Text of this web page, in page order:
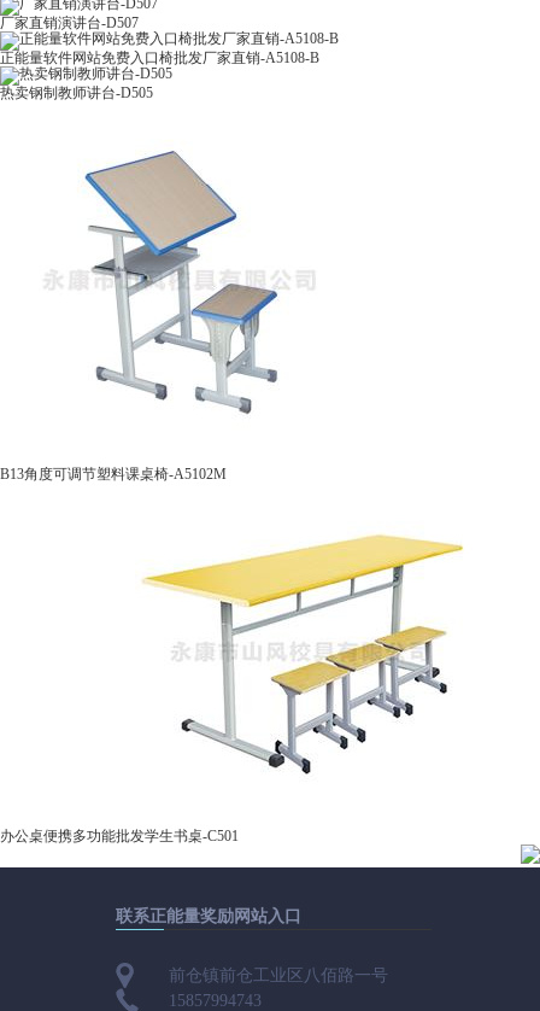
厂家直销演讲台-D507
正能量软件网站免费入口椅批发厂家直销-A5108-B
热卖钢制教师讲台-D505
B13角度可调节塑料课桌椅-A5102M
办公桌便携多功能批发学生书桌-C501
联系正能量奖励网站入口
前仓镇前仓工业区八佰路一号
15857994743